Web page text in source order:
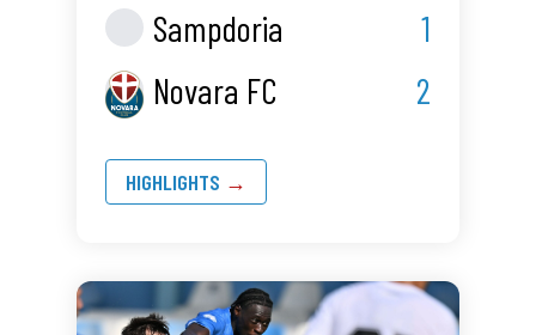
Sampdoria
1
Novara FC
2
HIGHLIGHTS →